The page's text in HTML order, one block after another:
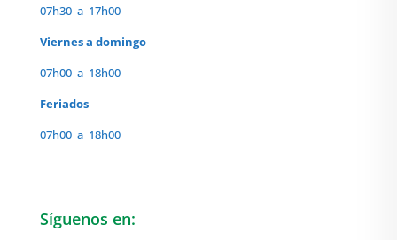
07h30 a 17h00
Viernes a domingo
07h00 a 18h00
Feriados
07h00 a 18h00
Síguenos en: